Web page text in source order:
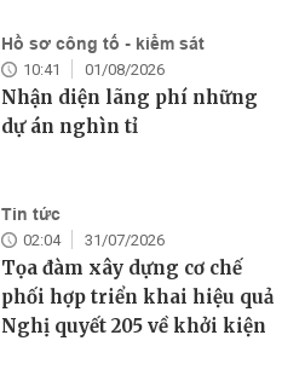
Hồ sơ công tố - kiểm sát
10:41 01/08/2026
Nhận diện lãng phí những
dự án nghìn tỉ
Tin tức
02:04 31/07/2026
Tọa đàm xây dựng cơ chế
phối hợp triển khai hiệu quả
Nghị quyết 205 về khởi kiện